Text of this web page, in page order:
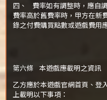
四、 費率如有調整時，應自
費率高於舊費率時，甲方在新
錄之付費購買點數或遊戲費用
第六條 本遊戲應載明之資訊
乙方應於本遊戲官網首頁、登
上載明以下事項：